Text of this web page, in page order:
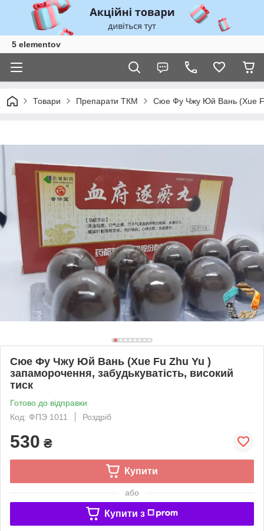
5 elementov
Товари Препарати ТКМ Сюе Фу Чжу Юй Вань (Xue Fu
Сюе Фу Чжу Юй Вань (Xue Fu Zhu Yu )
запаморочення, забудькуватість, високий
тиск
Готово до відправки
Код: ФПЭ 1011
Роздріб
530 ₴
Купити
або
Купити з